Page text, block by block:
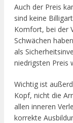
Auch der Preis
sind keine
Komfort, bei der
Schwächen
als
niedrigsten Preis
Wichtig ist
Kopf, nicht die
allen inneren
korrekte